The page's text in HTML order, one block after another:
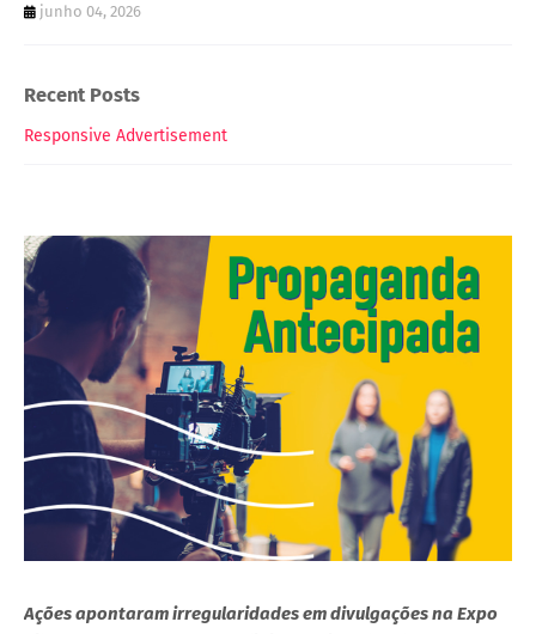
junho 04, 2026
Recent Posts
Responsive Advertisement
Ações apontaram irregularidades em divulgações na Expo